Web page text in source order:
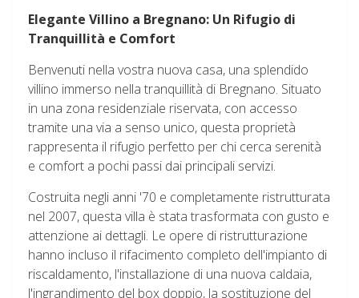
Elegante Villino a Bregnano: Un Rifugio di
Tranquillità e Comfort
Benvenuti nella vostra nuova casa, una splendido
villino immerso nella tranquillità di Bregnano. Situato
in una zona residenziale riservata, con accesso
tramite una via a senso unico, questa proprietà
rappresenta il rifugio perfetto per chi cerca serenità
e comfort a pochi passi dai principali servizi.
Costruita negli anni '70 e completamente ristrutturata
nel 2007, questa villa è stata trasformata con gusto e
attenzione ai dettagli. Le opere di ristrutturazione
hanno incluso il rifacimento completo dell'impianto di
riscaldamento, l'installazione di una nuova caldaia,
l'ingrandimento del box doppio, la sostituzione del